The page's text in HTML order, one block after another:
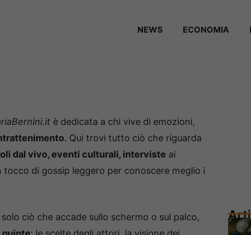
NEWS ECONOMIA
è dedicata a chi vive di emozioni,
. Qui trovi tutto ciò che riguarda
dal vivo, eventi culturali, interviste ai
di gossip leggero per conoscere meglio i
ciò che accade sullo schermo o sul palco,